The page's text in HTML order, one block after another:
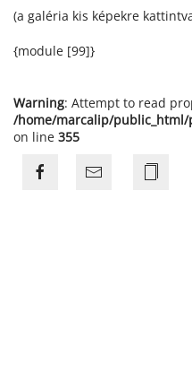
(a galéria kis képekre
{module [99]}
Warning: Attempt to read
/home/marcalip/public_html/
on line 355